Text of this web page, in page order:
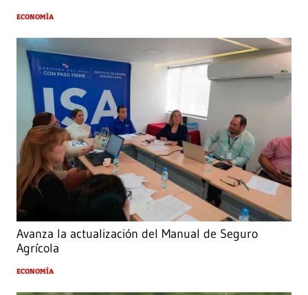
ECONOMÍA
Avanza la actualización del Manual de Seguro
Agrícola
ECONOMÍA